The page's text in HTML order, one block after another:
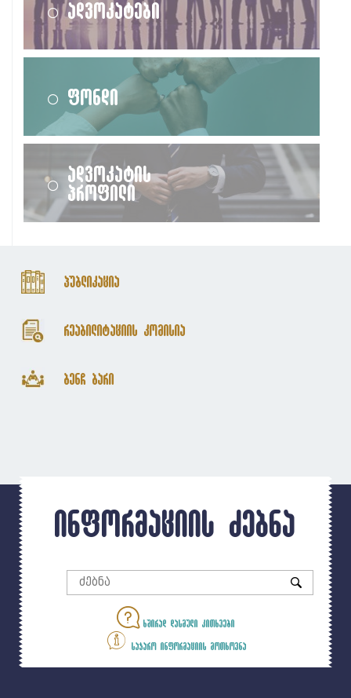
ადვოკატები
ფონდი
ადვოკატის
პროფილი
პუბლიკაცია
რეაბილიტაციის კომისია
ბენჩ ბარი
ინფორმაციის ძებნა
ხშირად დასმული კითხვები
საჯარო ინფორმაციის მოთხოვნა